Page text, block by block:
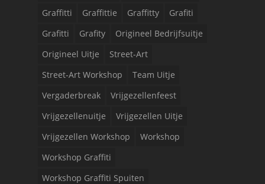
Graffitti
Graffittie Graffitty
Grafiti
Grafitti
Grafity
Origineel Bedrijfsuitje
Origineel Uitje
Street-Art
Street-Art Workshop
Team Uitje
Vergaderbreak
Vrijgezellenfeest
Vrijgezellenuitje
Vrijgezellen Uitje
Vrijgezellen Workshop
Workshop
Workshop Graffiti
Workshop Graffiti Spuiten